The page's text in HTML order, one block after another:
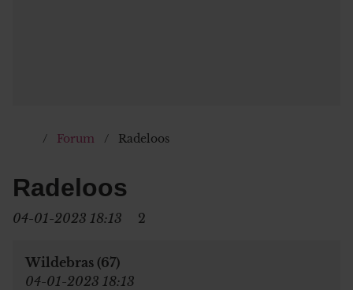
Forum Radeloos
Radeloos
04-01-2023 18:13 2
Wildebras (67)
04-01-2023 18:13